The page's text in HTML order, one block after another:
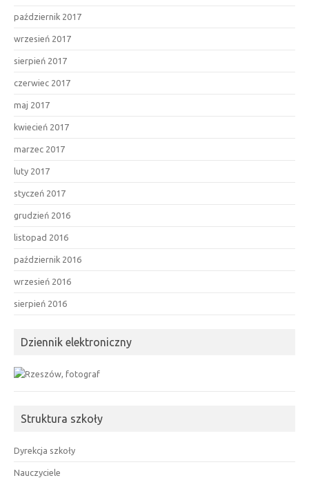
październik 2017
wrzesień 2017
sierpień 2017
czerwiec 2017
maj 2017
kwiecień 2017
marzec 2017
luty 2017
styczeń 2017
grudzień 2016
listopad 2016
październik 2016
wrzesień 2016
sierpień 2016
Dziennik elektroniczny
Struktura szkoły
Dyrekcja szkoły
Nauczyciele